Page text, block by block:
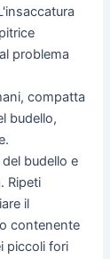
problema
compatta
budello,
budello e
Ripeti
il
contenente
piccoli fori